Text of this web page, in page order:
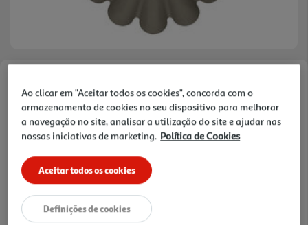
4.99 €/un
4,99 €
Notas de preparação
Ao clicar em "Aceitar todos os cookies", concorda com o
armazenamento de cookies no seu dispositivo para melhorar
a navegação no site, analisar a utilização do site e ajudar nas
nossas iniciativas de marketing. Política de Cookies
Aceitar todos os cookies
Definições de cookies